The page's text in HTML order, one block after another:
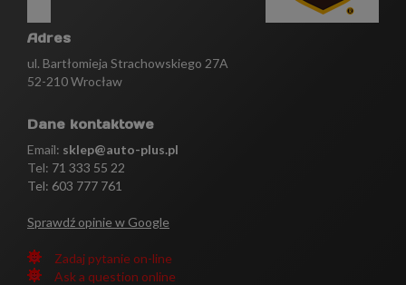
Adres
ul. Bartłomieja Strachowskiego 27A
52-210 Wrocław
Dane kontaktowe
Email: sklep@auto-plus.pl
Tel: 71 333 55 22
Tel: 603 777 761
Sprawdź opinie w Google
Zadaj pytanie on-line
Ask a question online